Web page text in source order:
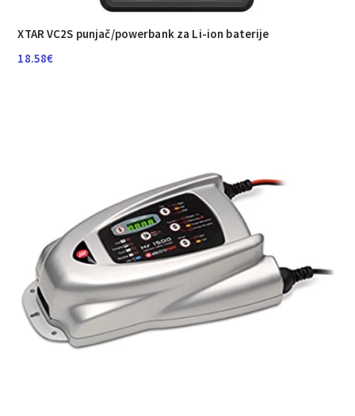
XTAR VC2S punjač/powerbank za Li-ion baterije
18.58€